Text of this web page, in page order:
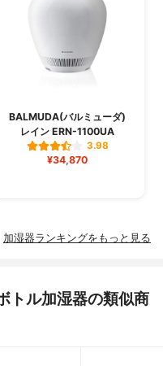
BALMUDA(バルミューダ)
レイン ERN-1100UA
3.98
¥34,870
加湿器ランキングをもっと見る
トル加湿器の類似商